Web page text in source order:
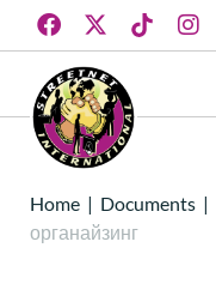
Home | Documents |
органайзинг